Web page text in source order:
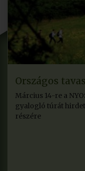
Országos
Március 14-re a
gyalogló túrát
részére